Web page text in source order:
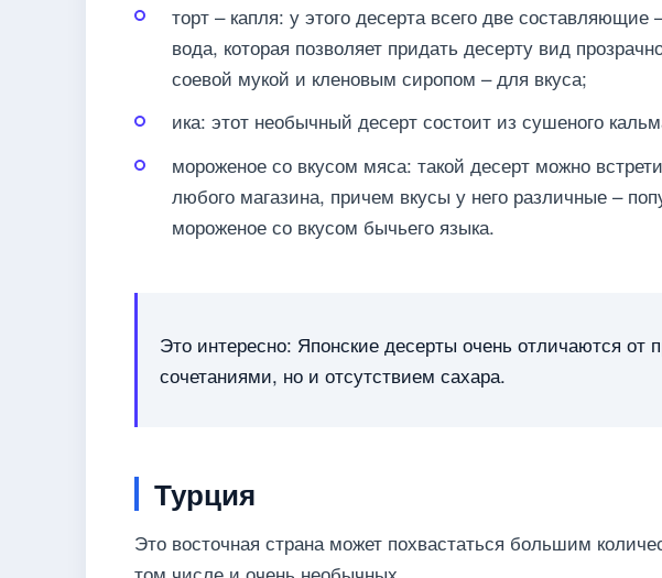
торт – капля: у этого десерта всего две составляющие
вода, которая позволяет придать десерту вид
соевой мукой и кленовым сиропом – для вкуса;
ика: этот необычный десерт состоит из сушеного
мороженое со вкусом мяса: такой десерт можно
любого магазина, причем вкусы у него различные –
мороженое со вкусом бычьего языка.
Это интересно: Японские десерты очень отличаются от
сочетаниями, но и отсутствием сахара.
Турция
Это восточная страна может похвастаться большим